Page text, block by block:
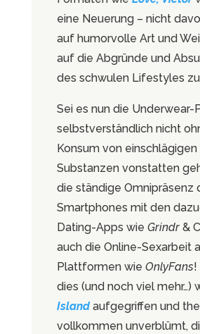
eine Neuerung – nicht
auf humorvolle Art und
auf die Abgründe und
des schwulen Lifestyles
Sei es nun die Underwear-
selbstverständlich nicht
Konsum von
Substanzen vonstatten
die ständige Omnipräsenz
Smartphones mit den
Dating-Apps wie Grindr&
auch die Online-Sexarbeit
Plattformen wie OnlyFans!
dies (und noch viel mehr…)
Islandaufgegriffen und
vollkommen unverblümt,